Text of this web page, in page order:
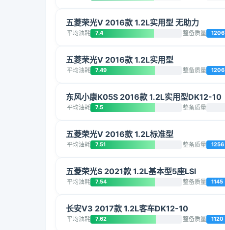
五菱荣光V 2016款 1.2L实用型 无助力
平均油耗 7.4 整备质量 1206
五菱荣光V 2016款 1.2L实用型
平均油耗 7.49 整备质量 1206
东风小康K05S 2016款 1.2L实用型DK12-10
平均油耗 7.5 整备质量
五菱荣光V 2016款 1.2L标准型
平均油耗 7.51 整备质量 1256
五菱荣光S 2021款 1.2L基本型5座LSI
平均油耗 7.54 整备质量 1145
长安V3 2017款 1.2L客车DK12-10
平均油耗 7.62 整备质量 1120